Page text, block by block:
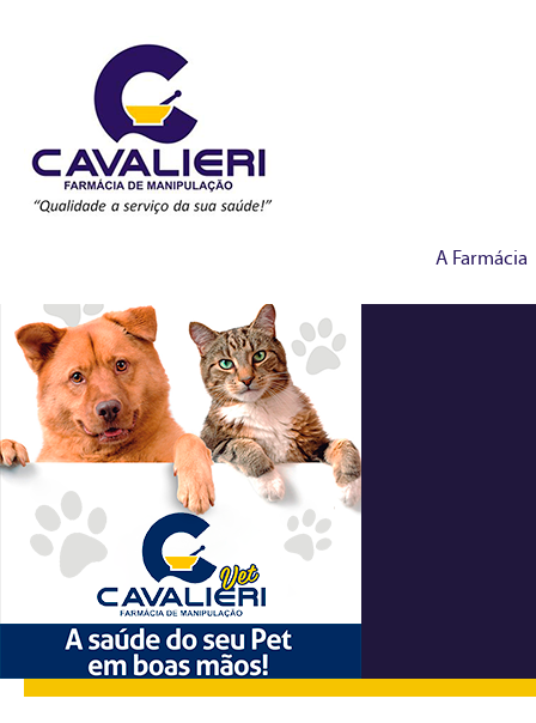
A Farmácia